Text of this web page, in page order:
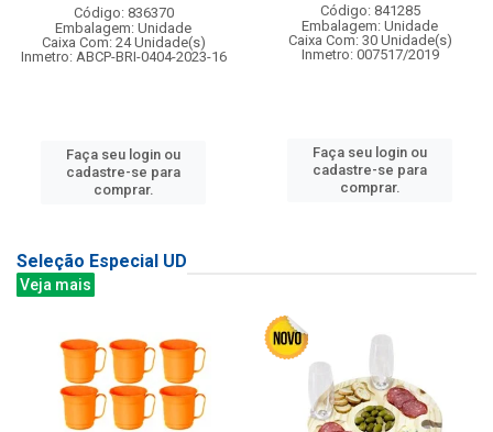
Código: 836370
Embalagem: Unidade
Caixa Com: 24 Unidade(s)
Inmetro: ABCP-BRI-0404-2023-16
Faça seu login ou
cadastre-se para
comprar.
Código: 841285
Embalagem: Unidade
Caixa Com: 30 Unidade(s)
Inmetro: 007517/2019
Faça seu login ou
cadastre-se para
comprar.
Seleção Especial UD
Veja mais